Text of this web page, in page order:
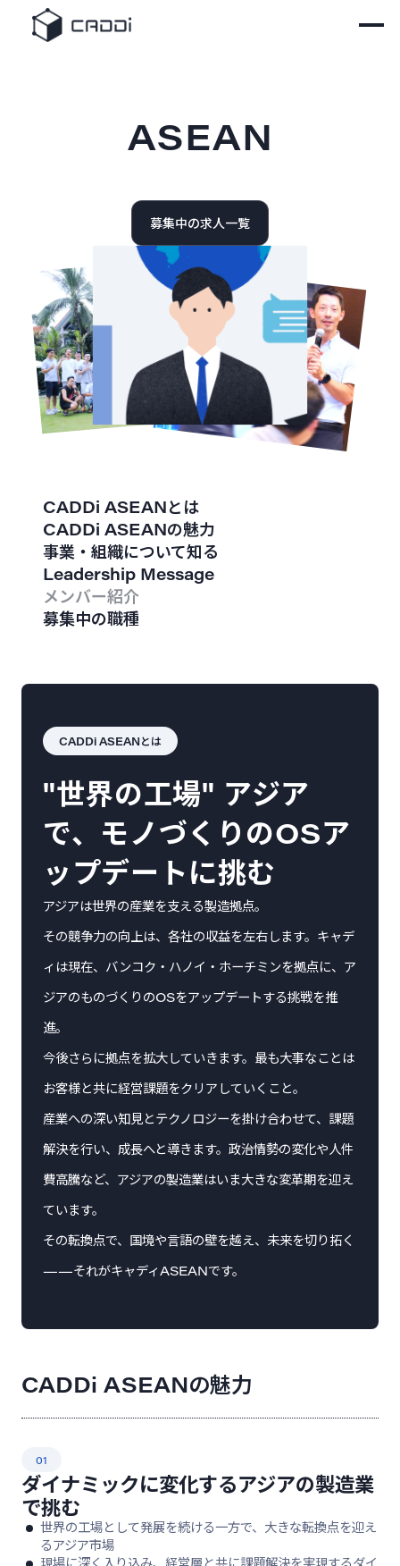
ASEAN
募集中の求人一覧
CADDi ASEANとは
CADDi ASEANの魅力
事業・組織について知る
Leadership Message
メンバー紹介
募集中の職種
CADDi ASEANとは
"世界の工場" アジア
で、モノづくりのOSア
ップデートに挑む
アジアは世界の産業を支える製造拠点。
その競争力の向上は、各社の収益を左右します。キャデ
ィは現在、バンコク・ハノイ・ホーチミンを拠点に、ア
ジアのものづくりのOSをアップデートする挑戦を推
進。
今後さらに拠点を拡大していきます。最も大事なことは
お客様と共に経営課題をクリアしていくこと。
産業への深い知見とテクノロジーを掛け合わせて、課題
解決を行い、成長へと導きます。政治情勢の変化や人件
費高騰など、アジアの製造業はいま大きな変革期を迎え
ています。
その転換点で、国境や言語の壁を越え、未来を切り拓く
——それがキャディASEANです。
CADDi ASEANの魅力
01
ダイナミックに変化するアジアの製造業
で挑む
世界の工場として発展を続ける一方で、大きな転換点を迎え
るアジア市場